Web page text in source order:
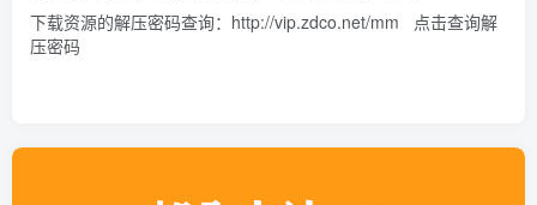
下载资源的解压密码查询： http://vip.zdco.net/mm
点击查询解
压密码